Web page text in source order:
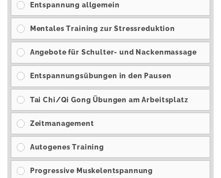
Entspannung allgemein
Mentales Training zur Stressreduktion
Angebote für Schulter- und Nackenmassage
Entspannungsübungen in den Pausen
Tai Chi/Qi Gong Übungen am Arbeitsplatz
Zeitmanagement
Autogenes Training
Progressive Muskelentspannung